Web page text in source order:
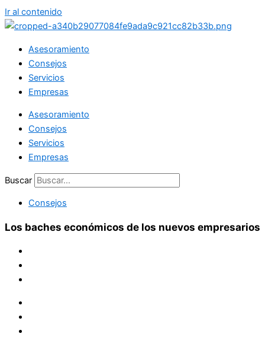
Ir al contenido
Asesoramiento
Consejos
Servicios
Empresas
Asesoramiento
Consejos
Servicios
Empresas
Buscar
Consejos
Los baches económicos de los nuevos empresarios